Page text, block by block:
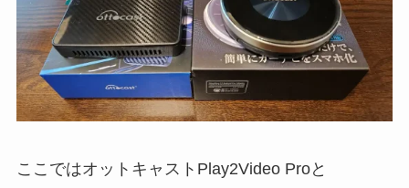
ここではオットキャストPlay2Video Proと